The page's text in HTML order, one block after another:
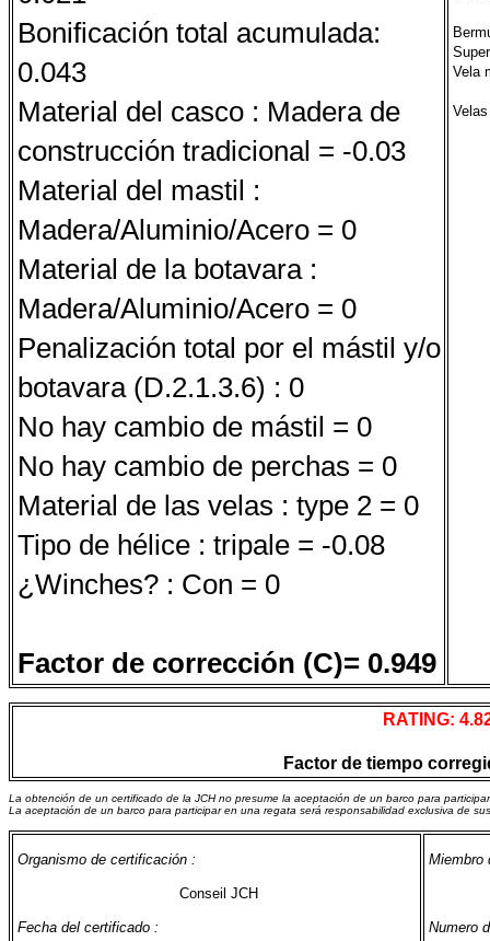
Bonificación total acumulada:
0.043
Material del casco : Madera de
construcción tradicional = -0.03
Material del mastil :
Madera/Aluminio/Acero = 0
Material de la botavara :
Madera/Aluminio/Acero = 0
Penalización total por el mástil y/o
botavara (D.2.1.3.6) : 0
No hay cambio de mástil = 0
No hay cambio de perchas = 0
Material de las velas : type 2 = 0
Tipo de hélice : tripale = -0.08
¿Winches? : Con = 0
Factor de corrección (C)= 0.949
Vela
RATING:
Factor de tiempo
La obtención de un certificado de la JCH no presume la aceptación de un barco para
La aceptación de un barco para participar en una regata será responsabilidad exclusiva de
Organismo de certificación :
Conseil JCH
Fecha del certificado :
Miembro
Numero